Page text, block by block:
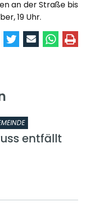
an der Straße bis
19 Uhr.
entfällt